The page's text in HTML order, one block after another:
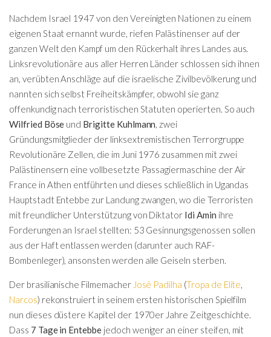
Nachdem Israel 1947 von den Vereinigten Nationen zu einem
eigenen Staat ernannt wurde, riefen Palästinenser auf der
ganzen Welt den Kampf um den Rückerhalt ihres Landes aus.
Linksrevolutionäre aus aller Herren Länder schlossen sich ihnen
an, verübten Anschläge auf die israelische Zivilbevölkerung und
nannten sich selbst Freiheitskämpfer, obwohl sie ganz
offenkundig nach terroristischen Statuten operierten. So auch
Wilfried Böse und Brigitte Kuhlmann , zwei
Gründungsmitglieder der linksextremistischen Terrorgruppe
Revolutionäre Zellen, die im Juni 1976 zusammen mit zwei
Palästinensern eine vollbesetzte Passagiermaschine der Air
France in Athen entführten und dieses schließlich in Ugandas
Hauptstadt Entebbe zur Landung zwangen, wo die Terroristen
mit freundlicher Unterstützung von Diktator Idi Amin ihre
Forderungen an Israel stellten: 53 Gesinnungsgenossen sollen
aus der Haft entlassen werden (darunter auch RAF-
Bombenleger), ansonsten werden alle Geiseln sterben.
Der brasilianische Filmemacher José Padilha (Tropa de Elite
Narcos) rekonstruiert in seinem ersten historischen Spielfilm
nun dieses düstere Kapitel der 1970er Jahre Zeitgeschichte.
Dass 7 Tage in Entebbe jedoch weniger an einer steifen, mit